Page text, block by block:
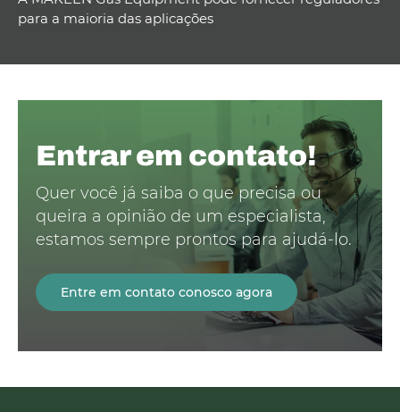
para a maioria das aplicações
Entrar em contato!
Quer você já saiba o que precisa ou
queira a opinião de um especialista,
estamos sempre prontos para ajudá-lo.
Entre em contato conosco agora